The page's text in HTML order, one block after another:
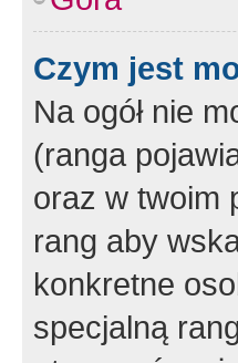
Czym jest
Na ogół nie
(ranga
oraz w twoim
rang aby
konkretne
specjalną